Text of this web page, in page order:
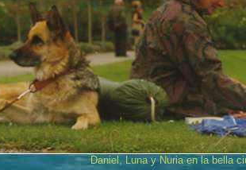
Daniel, Luna y Nuria en la bella